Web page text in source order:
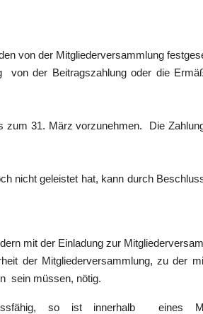
von der Mitgliederversammlung
der Beitragszahlung oder die
zum 31. März vorzunehmen. Die
nicht geleistet hat, kann durch
mit der Einladung zur
der Mitgliederversammlung, zu der
sein müssen, nötig.
so ist innerhalb eines